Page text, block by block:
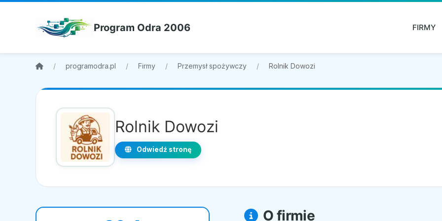
Program Odra 2006 FIRMY
programodra.pl Firmy Przemysł spożywczy Rolnik Dowozi
Rolnik Dowozi
Odwiedź stronę
O firmie